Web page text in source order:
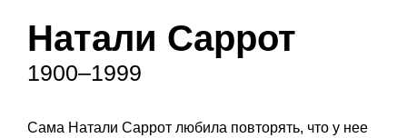
Натали Саррот
1900–1999
Сама Натали Саррот любила повторять, что у нее